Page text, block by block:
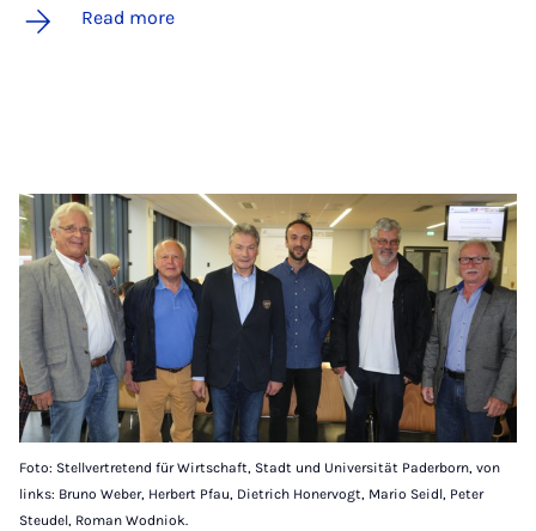
Read more
Foto: Stellvertretend für Wirtschaft, Stadt und Universität Paderborn, von
links: Bruno Weber, Herbert Pfau, Dietrich Honervogt, Mario Seidl, Peter
Steudel, Roman Wodniok.